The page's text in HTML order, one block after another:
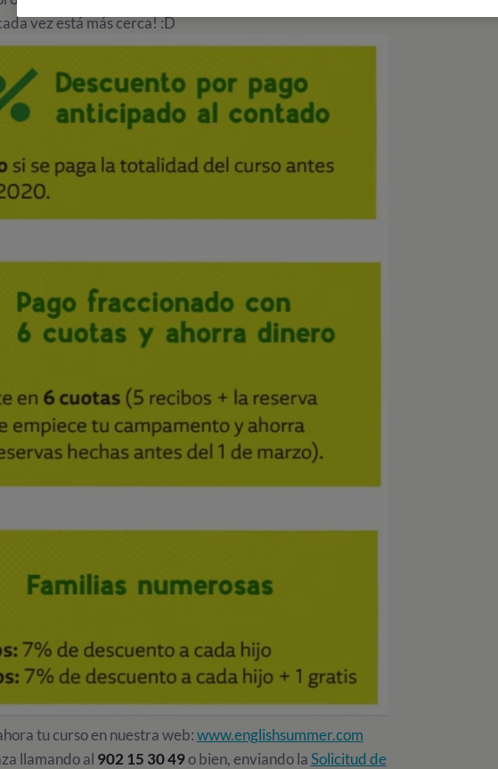
vez está más cerca! :D
tu curso en nuestra web:www.englishsummer.com
llamando al 902 15 30 49o bien, enviando laSolicitud de